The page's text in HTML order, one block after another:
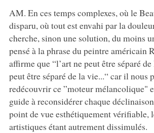
AM. En ces temps complexes, où le
disparu, où tout est envahi par la
cherche, sinon une solution, du moins
pensé à la phrase du peintre américain
affirme que “l’art ne peut être séparé
peut être séparé de la vie...“ car il nous
redécouvrir ce ”moteur mélancolique"
guide à reconsidérer chaque
point de vue esthétiquement vérifiable,
artistiques étant autrement dissimulés.